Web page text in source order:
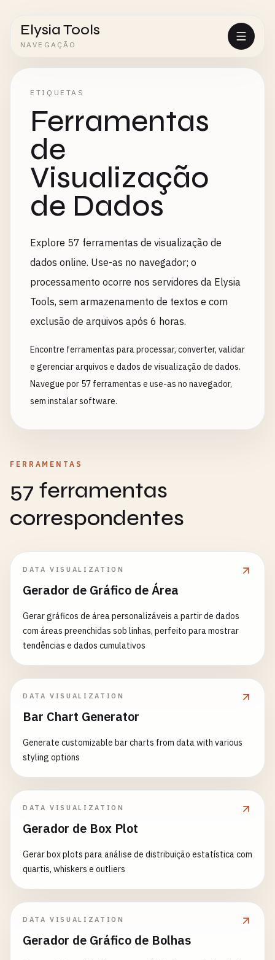
Elysia Tools
NAVEGAÇÃO
ETIQUETAS
Ferramentas
de
Visualização
de Dados
Explore 57 ferramentas de visualização de
dados online. Use-as no navegador; o
processamento ocorre nos servidores da Elysia
Tools, sem armazenamento de textos e com
exclusão de arquivos após 6 horas.
Encontre ferramentas para processar, converter, validar
e gerenciar arquivos e dados de visualização de dados.
Navegue por 57 ferramentas e use-as no navegador,
sem instalar software.
FERRAMENTAS
57 ferramentas
correspondentes
DATA VISUALIZATION
Gerador de Gráfico de Área
Gerar gráficos de área personalizáveis a partir de dados
com áreas preenchidas sob linhas, perfeito para mostrar
tendências e dados cumulativos
DATA VISUALIZATION
Bar Chart Generator
Generate customizable bar charts from data with various
styling options
DATA VISUALIZATION
Gerador de Box Plot
Gerar box plots para análise de distribuição estatística com
quartis, whiskers e outliers
DATA VISUALIZATION
Gerador de Gráfico de Bolhas